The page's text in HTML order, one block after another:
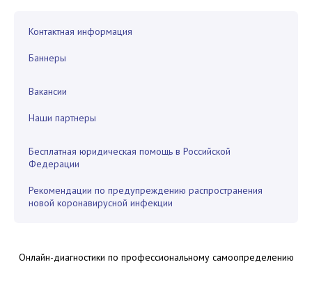
Контактная информация
Баннеры
Вакансии
Наши партнеры
Бесплатная юридическая помощь в Российской
Федерации
Рекомендации по предупреждению распространения
новой коронавирусной инфекции
Онлайн-диагностики по профессиональному самоопределению